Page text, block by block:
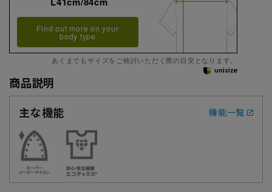
Find out more on your
body type
あくまでもサイズをご検討いただく際の目安となります。
商品説明
主な機能
機能一覧